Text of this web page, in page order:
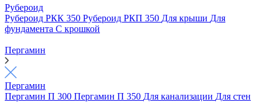
Рубероид
Рубероид РКК 350 Рубероид РКП 350 Для крыши Для
фундамента С крошкой
Пергамин
Пергамин
Пергамин П 300 Пергамин П 350 Для канализации Для стен